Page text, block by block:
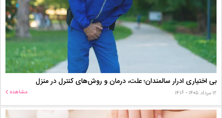
بی اختیاری ادرار سالمندان؛ علت، درمان و روش‌های کنترل در منزل
۱۲ مرداد ۱۴۰۵ - ۱۴:۱۶ مشاهده